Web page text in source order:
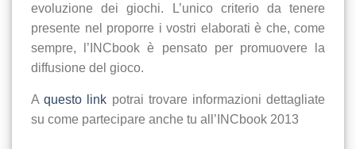
evoluzione dei giochi. L’unico criterio da tenere
presente nel proporre i vostri elaborati è che, come
sempre, l’INCbook è pensato per promuovere la
diffusione del gioco.
Aquesto link potrai trovare informazioni dettagliate
su come partecipare anche tu all’INCbook 2013